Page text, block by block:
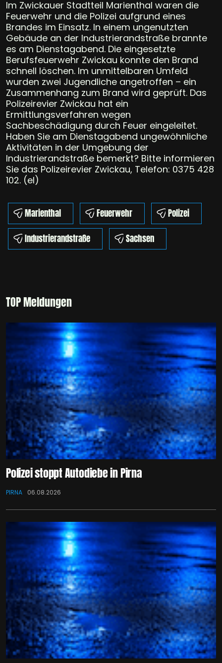
Im Zwickauer Stadtteil Marienthal waren die
Feuerwehr und die Polizei aufgrund eines
Brandes im Einsatz. In einem ungenutzten
Gebäude an der Industrierandstraße brannte
es am Dienstagabend. Die eingesetzte
Berufsfeuerwehr Zwickau konnte den Brand
schnell löschen. Im unmittelbaren Umfeld
wurden zwei Jugendliche angetroffen – ein
Zusammenhang zum Brand wird geprüft. Das
Polizeirevier Zwickau hat ein
Ermittlungsverfahren wegen
Sachbeschädigung durch Feuer eingeleitet.
Haben Sie am Dienstagabend ungewöhnliche
Aktivitäten in der Umgebung der
Industrierandstraße bemerkt? Bitte informieren
Sie das Polizeirevier Zwickau, Telefon: 0375 428
102. (el)
Marienthal Feuerwehr
Polizei
Industrierandstraße
Sachsen
TOP Meldungen
Polizei stoppt Autodiebe in Pirna
PIRNA 06.08.2026